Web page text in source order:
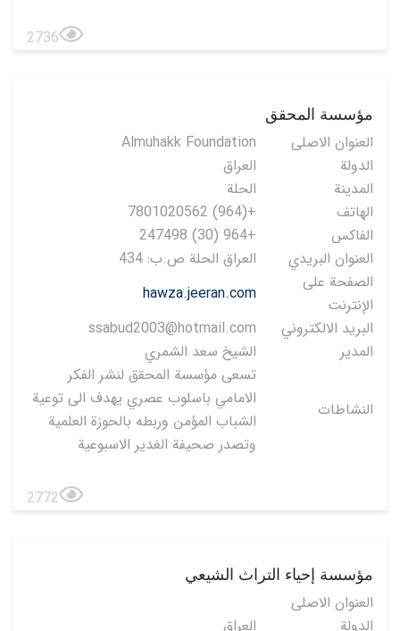
2736
مؤسسة المحقق
العنوان الاصلی
Almuhakk Foundation
الدولة
العراق
المدينة
الحلة
الهاتف
+(964) 7801020562
الفاكس
+964 (30) 247498
العنوان البريدي
العراق الحلة ص.ب: 434
الصفحة على
الإنترنت
hawza.jeeran.com
البريد الالكتروني
ssabud2003@hotmail.com
المدير
الشيخ سعد الشمري
النشاطات
تسعى مؤسسة المحقق لنشر الفكر
الامامي باسلوب عصري يهدف الى توعية
الشباب المؤمن وربطه بالحوزة العلمية
وتصدر صحيفة الغدير الاسبوعية
2772
مؤسسة إحياء التراث الشيعي
العنوان الاصلی
الدولة
العراق